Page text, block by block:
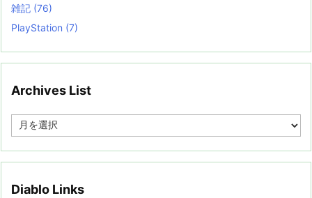
雑記 (76)
PlayStation (7)
Archives List
e
Diablo Links